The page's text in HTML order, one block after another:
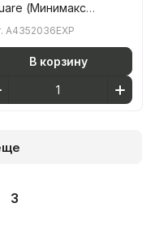
(Минимакс
A4352036EXP
латунь
A4352036EXP
В корзину
3